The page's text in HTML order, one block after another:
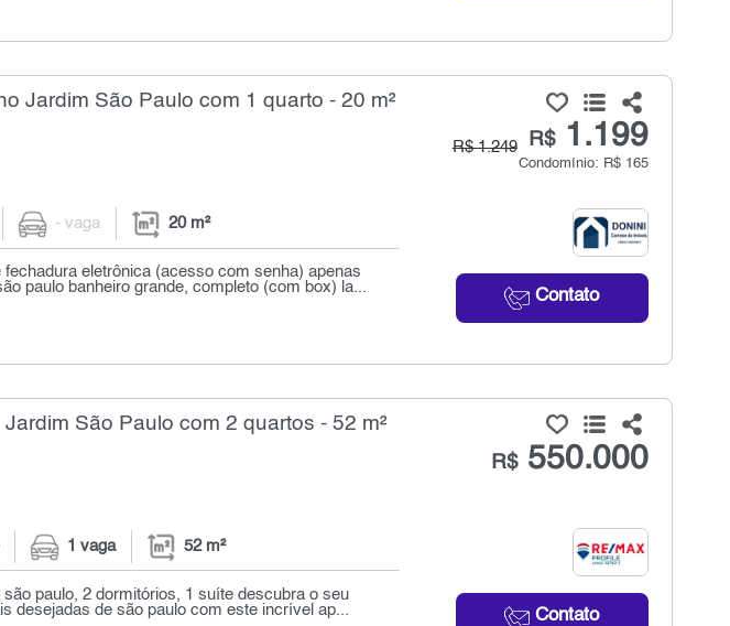
Jardim São Paulo com 1 quarto - 20 m²
R$1.199
R$ 1.249
Condomínio: R$ 165
Contato
- vaga 20 m²
eletrônica (acesso com senha) apenas
paulo banheiro grande, completo (com box) la...
São Paulo com 2 quartos - 52 m²
R$550.000
Contato
1 vaga 52 m²
paulo, 2 dormitórios, 1 suíte descubra o seu
desejadas de são paulo com este incrível ap...